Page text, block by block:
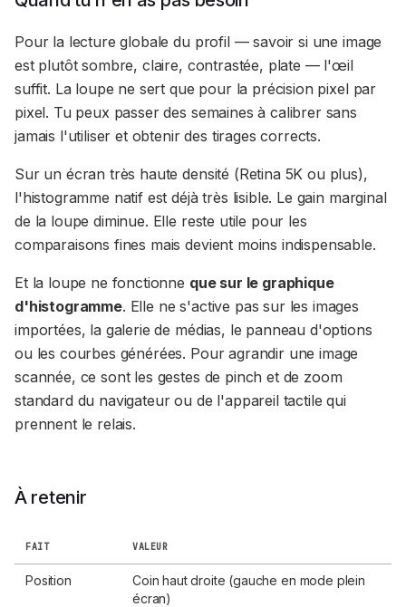
Pour la lecture globale du profil — savoir si une image
est plutôt sombre, claire, contrastée, plate — l'œil
suffit. La loupe ne sert que pour la précision pixel par
pixel. Tu peux passer des semaines à calibrer sans
jamais l'utiliser et obtenir des tirages corrects.
Sur un écran très haute densité (Retina 5K ou plus),
l'histogramme natif est déjà très lisible. Le gain marginal
de la loupe diminue. Elle reste utile pour les
comparaisons fines mais devient moins indispensable.
Et la loupe ne fonctionne que sur le graphique
d'histogramme. Elle ne s'active pas sur les images
importées, la galerie de médias, le panneau d'options
ou les courbes générées. Pour agrandir une image
scannée, ce sont les gestes de pinch et de zoom
standard du navigateur ou de l'appareil tactile qui
prennent le relais.
À retenir
FAIT VALEUR
Position
Coin haut droite (gauche en mode plein
écran)